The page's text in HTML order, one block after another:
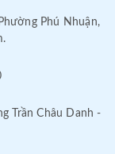
Phú Nhuận,
Trần Châu Danh -